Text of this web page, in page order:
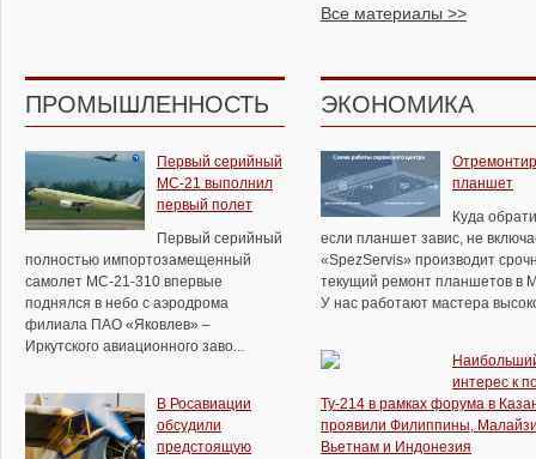
Все материалы >>
ПРОМЫШЛЕННОСТЬ
Первый серийный
МС-21 выполнил
первый полет
Первый серийный
полностью импортозамещенный
самолет МС-21-310 впервые
поднялся в небо с аэродрома
филиала ПАО «Яковлев» –
Иркутского авиационного заво...
В Росавиации
обсудили
предстоящую
ЭКОНОМИКА
планшет
Куда
если планшет завис, не
«SpezServis» производит
текущий ремонт планшетов в
У нас работают мастера
интерес к
Ту-214 в рамках форума в
проявили Филиппины,
Вьетнам и Индонезия